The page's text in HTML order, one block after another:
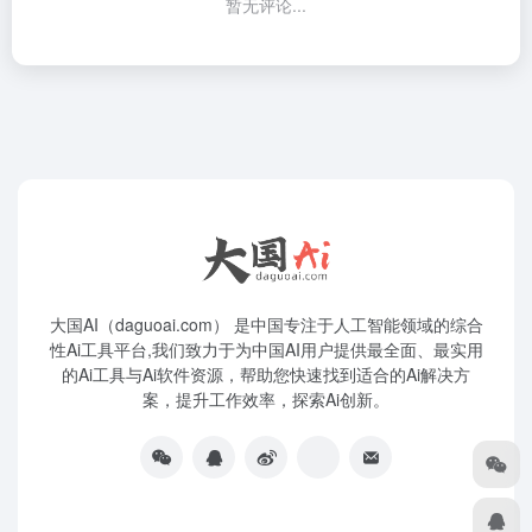
暂无评论...
大国AI（daguoai.com） 是中国专注于人工智能领域的综合
性Ai工具平台,我们致力于为中国AI用户提供最全面、最实用
的Ai工具与Ai软件资源，帮助您快速找到适合的Ai解决方
案，提升工作效率，探索Ai创新。